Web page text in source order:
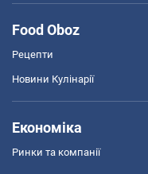
Food Oboz
Рецепти
Новини Кулінарії
Економіка
Ринки та компанії